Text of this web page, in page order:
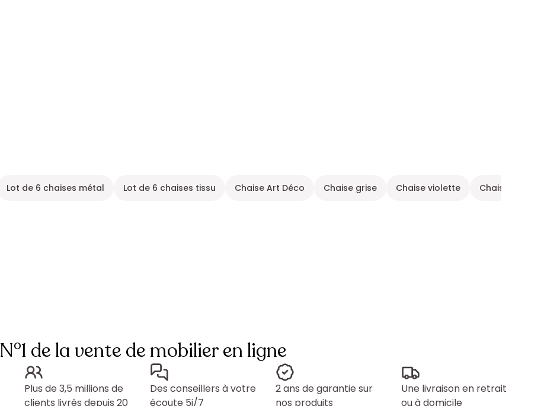
Lot de 6 chaises métal Lot de 6 chaises tissu Chaise Art Déco Chaise grise Chaise violette Chaise cuir
N°1 de la vente de mobilier en ligne
Plus de 3,5 millions de
clients livrés depuis 20
Des conseillers à votre
écoute 5j/7
2 ans de garantie sur
nos produits
Une livraison en retrait
ou à domicile